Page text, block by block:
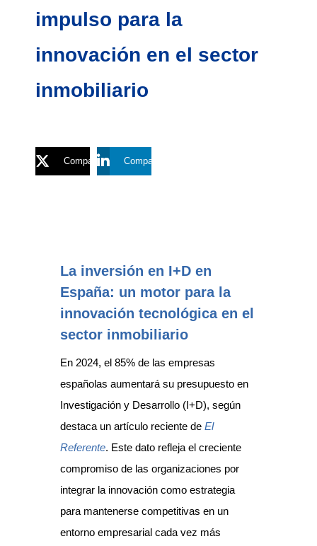
impulso para la
innovación en el sector
inmobiliario
Compartir Compartir
La inversión en I+D en
España: un motor para la
innovación tecnológica en el
sector inmobiliario
En 2024, el 85% de las empresas
españolas aumentará su presupuesto en
Investigación y Desarrollo (I+D), según
destaca un artículo reciente de El
Referente. Este dato refleja el creciente
compromiso de las organizaciones por
integrar la innovación como estrategia
para mantenerse competitivas en un
entorno empresarial cada vez más